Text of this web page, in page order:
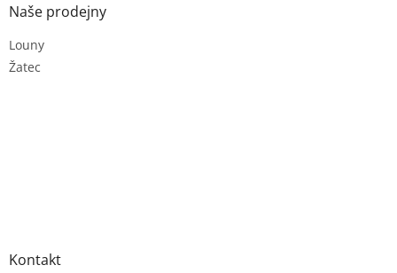
Naše prodejny
Louny
Žatec
Kontakt